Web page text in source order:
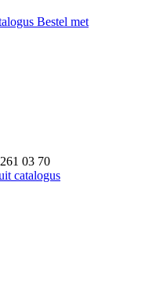
Bestel met
03 70
catalogus